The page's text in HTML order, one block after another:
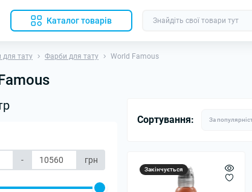
Каталог товарів
для тату Фарби для тату World Famous
- грн
Сортування:
Закінчується